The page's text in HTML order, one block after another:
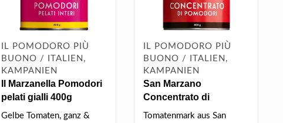
IL POMODORO PIÙ
BUONO / ITALIEN,
KAMPANIEN
Il Marzanella Pomodori
pelati gialli 400g
Gelbe Tomaten, ganz &
IL POMODORO PIÙ
BUONO / ITALIEN,
KAMPANIEN
San Marzano
Concentrato di
Pomodori 400 g
Tomatenmark aus San